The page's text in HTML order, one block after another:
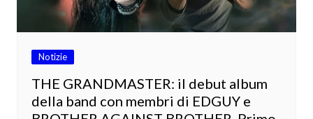
Notizie
THE GRANDMASTER: il debut album
della band con membri di EDGUY e